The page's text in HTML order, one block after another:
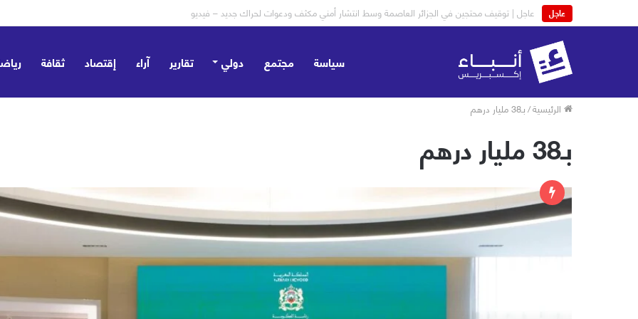
عاجل موجز لأهم أخبار اليوم السبت 08-08-2026
سياسة مجتمع دولي تقارير آراء إقتصاد ثقافة
الرئيسية/بـ38 مليار درهم
بـ38 مليار درهم